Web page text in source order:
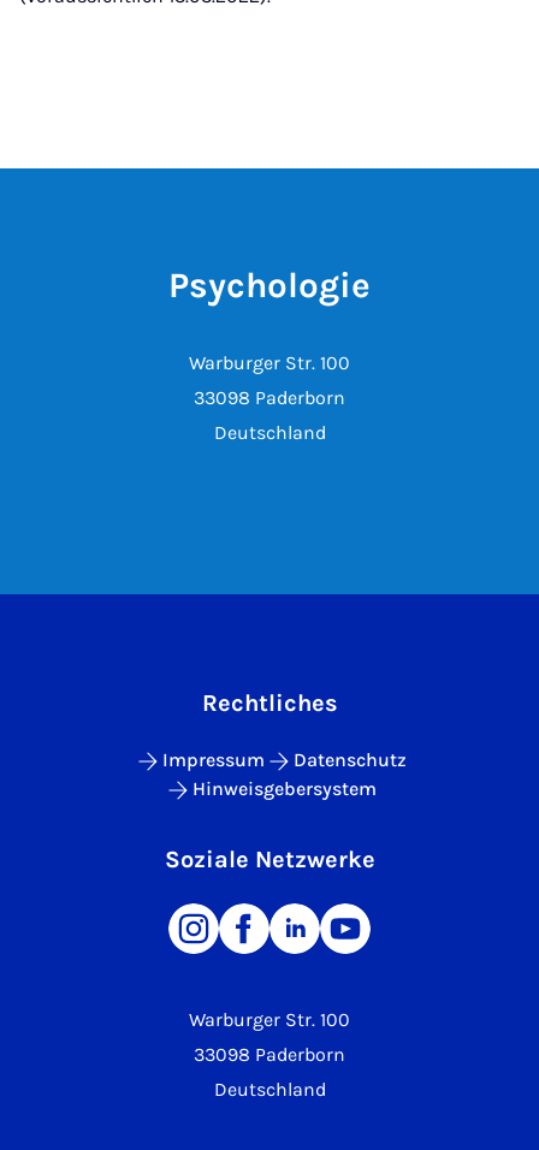
Psychologie
Warburger Str. 100
33098 Paderborn
Deutschland
Warburger Str. 100
33098 Paderborn
Deutschland
Rechtliches
Impressum
Datenschutz
Hinweisgebersystem
Soziale Netzwerke